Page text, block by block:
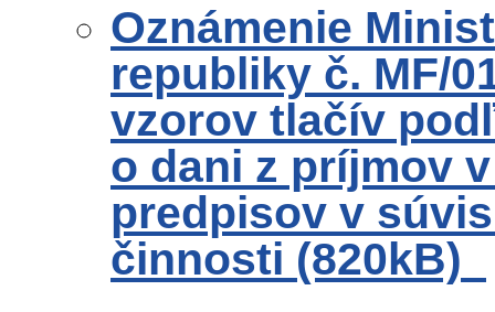
Oznámenie
republiky č. MF/
vzorov tlačív
o dani z príjmov
predpisov v
činnosti (820kB)